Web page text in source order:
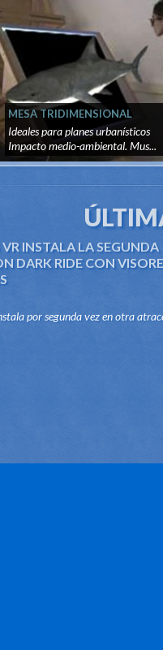
MESA TRIDIMENSIONAL
Ideales para planes urbanísticos
Impacto medio-ambiental. Mus...
INSTALA LA SEGUNDA
DARK RIDE CON
por segunda vez en otra
su sistema "VR RIDES".